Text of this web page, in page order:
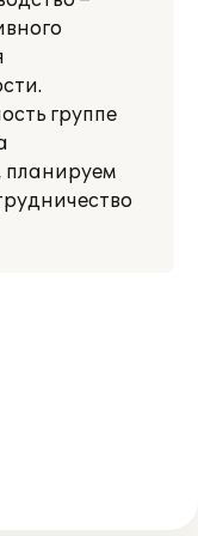
группе
планируем